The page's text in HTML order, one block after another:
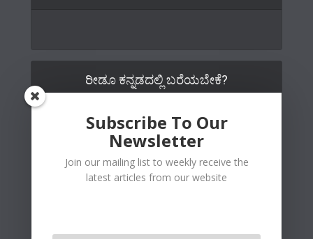
ರೀಡೂ ಕನ್ನಡದಲ್ಲಿ ಬರೆಯಬೇಕೆ?
Subscribe To Our
Newsletter
Join our mailing list to weekly receive the
latest articles from our website